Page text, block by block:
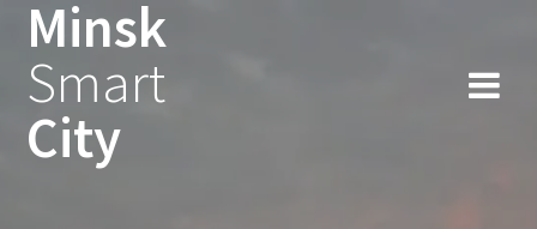
Minsk
Smart
City